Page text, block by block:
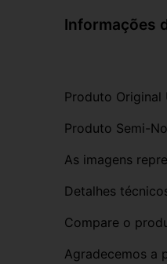
Informações
Produto Original
Produto Semi-
As imagens
Detalhes
Compare o
Agradecemos a